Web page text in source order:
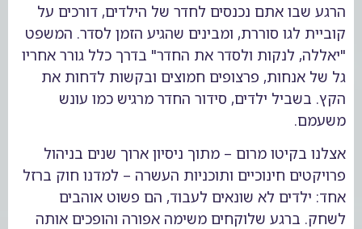
הרגע שבו אתם נכנסים לחדר של הילדים, דורכים על
קוביית לגו סוררת, ומבינים שהגיע הזמן לסדר. המשפט
"יאללה, לנקות ולסדר את החדר" בדרך כלל גורר אחריו
גל של אנחות, פרצופים חמוצים ובקשות לדחות את
הקץ. בשביל ילדים, סידור החדר מרגיש כמו עונש
משעמם.
אצלנו בקיטו מרום – מתוך ניסיון ארוך שנים בניהול
פרויקטים חינוכיים ותוכניות העשרה – למדנו חוק ברזל
אחד: ילדים לא שונאים לעבוד, הם פשוט אוהבים
לשחק. ברגע שלוקחים משימה אפורה והופכים אותה